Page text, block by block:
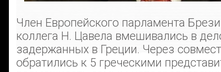
Член Европейского парламента
коллега Н. Цавела вмешивались в
задержанных в Греции. Через
обратились к 5 греческими